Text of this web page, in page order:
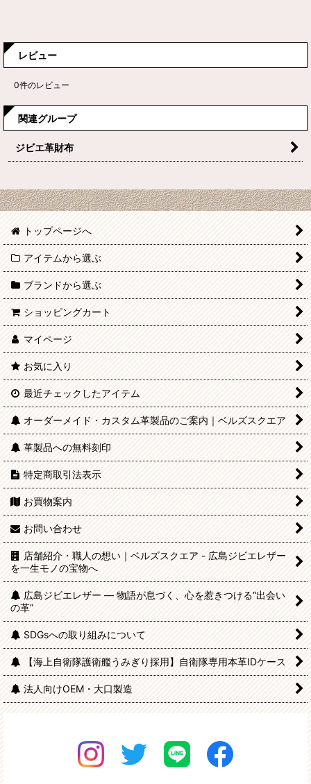
レビュー
0件のレビュー
関連グループ
ジビエ革財布
トップページへ
アイテムから選ぶ
ブランドから選ぶ
ショッピングカート
マイページ
お気に入り
最近チェックしたアイテム
オーダーメイド・カスタム革製品のご案内｜ベルズスクエア
革製品への無料刻印
特定商取引法表示
お買物案内
お問い合わせ
店舗紹介・職人の想い｜ベルズスクエア - 広島ジビエレザー
を一生モノの宝物へ
広島ジビエレザー — 物語が息づく、心を惹きつける“出会い
の革”
SDGsへの取り組みについて
【海上自衛隊護衛艦うみぎり採用】自衛隊専用本革IDケース
法人向けOEM・大口製造